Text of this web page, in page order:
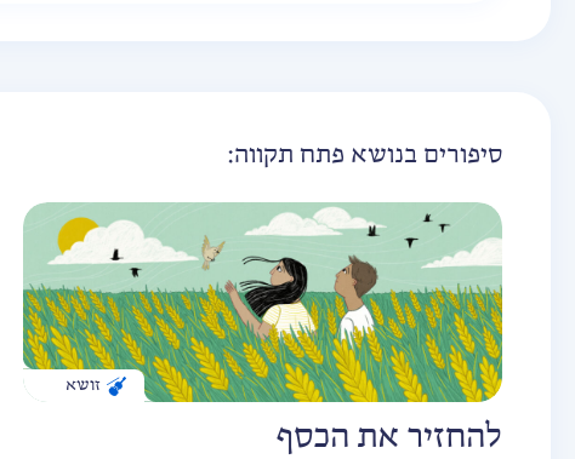
סיפורים בנושא פתח תקווה:
זושא
להחזיר את הכסף